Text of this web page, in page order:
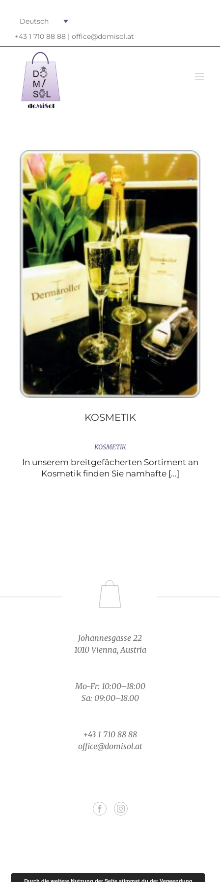
Deutsch
+43 1 710 88 88 | office@domisol.at
KOSMETIK
KOSMETIK
In unserem breitgefächerten Sortiment an
Kosmetik finden Sie namhafte [...]
Johannesgasse 22
1010 Vienna, Austria
Mo-Fr: 10:00–18:00
Sa: 09:00–18.00
+43 1 710 88 88
office@domisol.at